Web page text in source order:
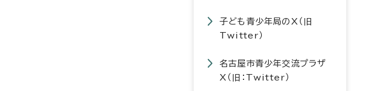
子ども青少年局のX（旧
Twitter）
名古屋市青少年交流プラザ
X（旧：Twitter）